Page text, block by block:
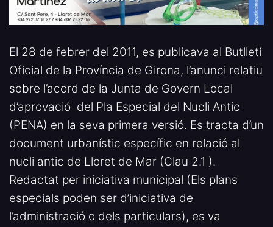
El 28 de febrer del 2011, es publicava al Butlletí
Oficial de la Província de Girona, l’anunci relatiu
sobre l’acord de la Junta de Govern Local
d’aprovació del Pla Especial del Nucli Antic
(PENA) en la seva primera versió. Es tracta d’un
document urbanístic específic en relació al
nucli antic de Lloret de Mar (Clau 2.1 ).
Redactat per iniciativa municipal (Els plans
especials poden ser d’iniciativa de
l’administració o dels particulars), es va